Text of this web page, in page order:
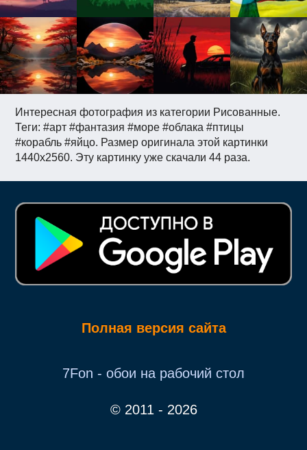
Интересная фотография из категории Рисованные.
Теги: #арт #фантазия #море #облака #птицы
#корабль #яйцо. Размер оригинала этой картинки
1440x2560. Эту картинку уже скачали 44 раза.
Полная версия сайта
7Fon - обои на рабочий стол
© 2011 - 2026